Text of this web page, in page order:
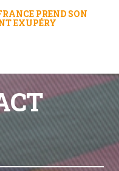
PREND SON
EXUPÉRY